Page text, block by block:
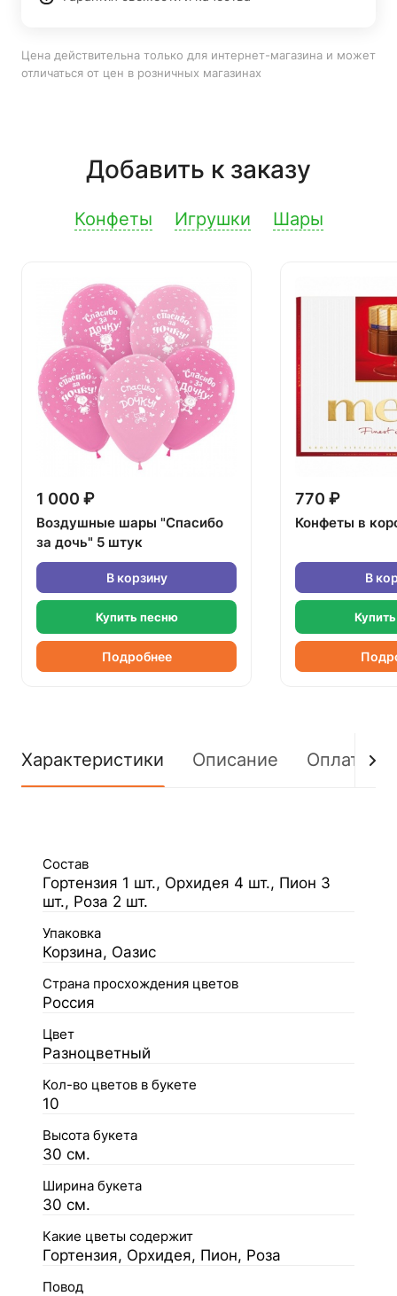
Цена действительна только для интернет-магазина и может
отличаться от цен в розничных магазинах
Добавить к заказу
Конфеты Игрушки Шары
1 000 ₽
Воздушные шары "Спасибо
за дочь" 5 штук
В корзину
Купить песню
Подробнее
770 ₽
Конфеты в
В
Характеристики Описание Оплата
Состав
Гортензия 1 шт., Орхидея 4 шт., Пион 3
шт., Роза 2 шт.
Упаковка
Корзина, Оазис
Страна просхождения цветов
Россия
Цвет
Разноцветный
Кол-во цветов в букете
10
Высота букета
30 см.
Ширина букета
30 см.
Какие цветы содержит
Гортензия, Орхидея, Пион, Роза
Повод